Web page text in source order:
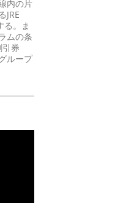
内の片
JRE
る。ま
ムの条
引券
ループ